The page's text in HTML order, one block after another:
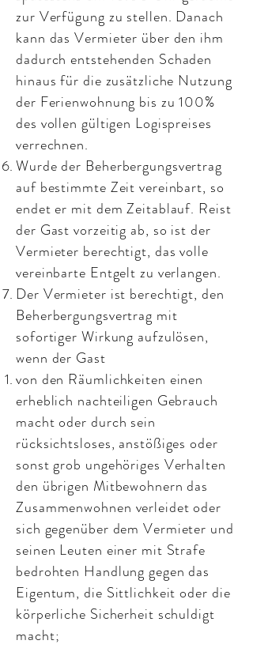
zur Verfügung zu stellen. Danach
kann das Vermieter über den ihm
dadurch entstehenden Schaden
hinaus für die zusätzliche Nutzung
der Ferienwohnung bis zu 100%
des vollen gültigen Logispreises
verrechnen.
Wurde der Beherbergungsvertrag
auf bestimmte Zeit vereinbart, so
endet er mit dem Zeitablauf. Reist
der Gast vorzeitig ab, so ist der
Vermieter berechtigt, das volle
vereinbarte Entgelt zu verlangen.
Der Vermieter ist berechtigt, den
Beherbergungsvertrag mit
sofortiger Wirkung aufzulösen,
wenn der Gast
von den Räumlichkeiten einen
erheblich nachteiligen Gebrauch
macht oder durch sein
rücksichtsloses, anstößiges oder
sonst grob ungehöriges Verhalten
den übrigen Mitbewohnern das
Zusammenwohnen verleidet oder
sich gegenüber dem Vermieter und
seinen Leuten einer mit Strafe
bedrohten Handlung gegen das
Eigentum, die Sittlichkeit oder die
körperliche Sicherheit schuldigt
macht;